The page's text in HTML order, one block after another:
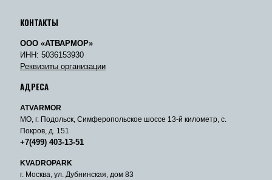
КОНТАКТЫ
ООО «АТВАРМОР»
ИНН: 5036153930
Реквизиты организации
АДРЕСА
ATVARMOR
МО, г. Подольск, Симферопольское шоссе 13-й километр, с.
Покров, д. 151
+7(499) 403-13-51
KVADROPARK
г. Москва, ул. Дубнинская, дом 83